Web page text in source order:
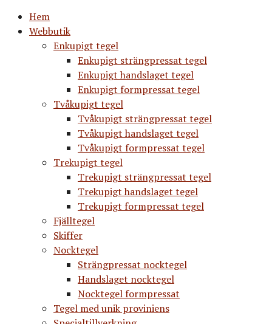
Hem
Webbutik
Enkupigt tegel
Enkupigt strängpressat tegel
Enkupigt handslaget tegel
Enkupigt formpressat tegel
Tvåkupigt tegel
Tvåkupigt strängpressat tegel
Tvåkupigt handslaget tegel
Tvåkupigt formpressat tegel
Trekupigt tegel
Trekupigt strängpressat tegel
Trekupigt handslaget tegel
Trekupigt formpressat tegel
Fjälltegel
Skiffer
Nocktegel
Strängpressat nocktegel
Handslaget nocktegel
Nocktegel formpressat
Tegel med unik proviniens